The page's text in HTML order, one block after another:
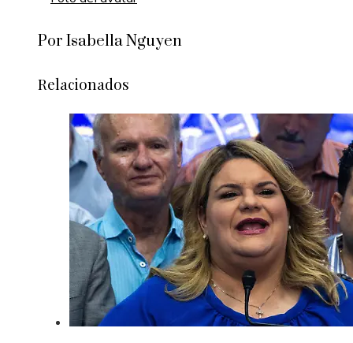
Por Isabella Nguyen
Relacionados